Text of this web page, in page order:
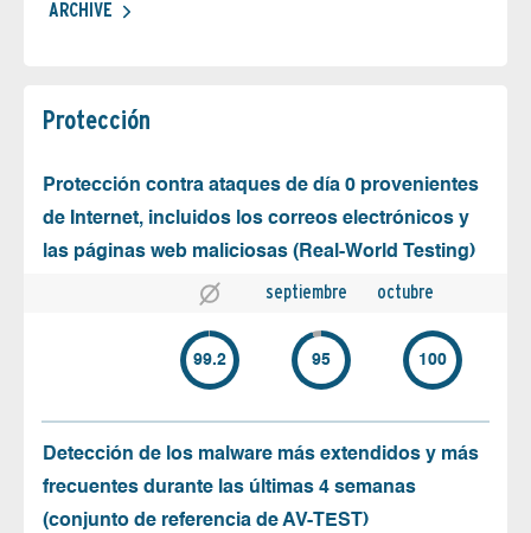
ARCHIVE
Protección
Protección contra ataques de día 0 provenientes
de Internet, incluidos los correos electrónicos y
las páginas web maliciosas (Real-World Testing)
septiembre octubre
99.2 95 100
Detección de los malware más extendidos y más
frecuentes durante las últimas 4 semanas
(conjunto de referencia de AV-TEST)